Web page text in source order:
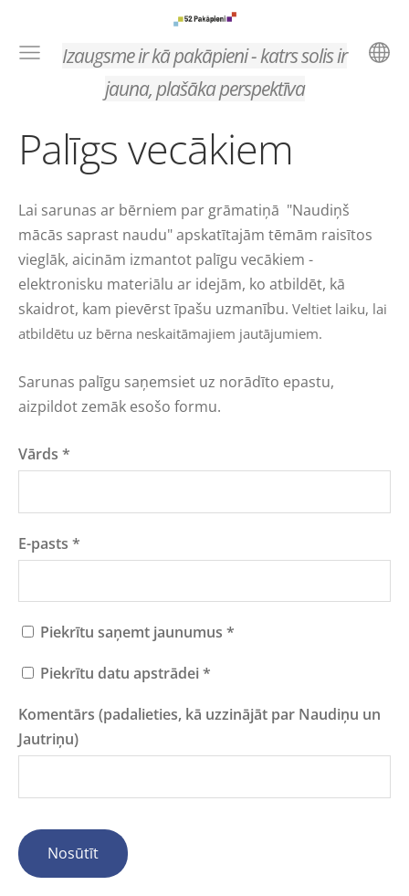
Izaugsme ir kā pakāpieni - katrs solis ir
jauna, plašāka perspektīva
Palīgs vecākiem
Lai sarunas ar bērniem par grāmatiņā "Naudiņš
mācās saprast naudu" apskatītajām tēmām raisītos
vieglāk, aicinām izmantot palīgu vecākiem -
elektronisku materiālu ar idejām, ko atbildēt, kā
skaidrot, kam pievērst īpašu uzmanību. Veltiet laiku, lai
atbildētu uz bērna neskaitāmajiem jautājumiem.
Sarunas palīgu saņemsiet uz norādīto epastu,
aizpildot zemāk esošo formu.
Vārds *
E-pasts *
Piekrītu saņemt jaunumus *
Piekrītu datu apstrādei *
Komentārs (padalieties, kā uzzinājāt par Naudiņu un
Jautriņu)